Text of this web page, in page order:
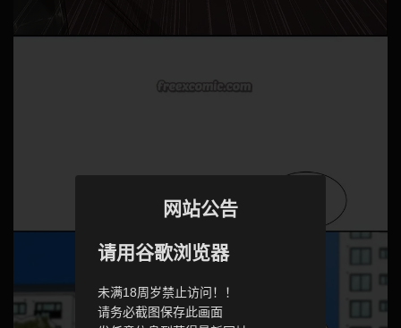
网站公告
请用谷歌浏览器
未满18周岁禁止访问！！
请务必截图保存此画面